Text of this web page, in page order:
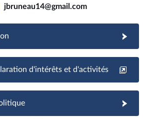
jbruneau14@gmail.com
d'intérêts et d'activités